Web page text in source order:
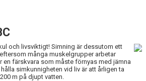
och livsviktigt! Simning är dessutom ett
många muskelgrupper arbetar
en färskvara som måste förnyas med jämna
simkunnigheten vid liv är att årligen ta
m på djupt vatten.